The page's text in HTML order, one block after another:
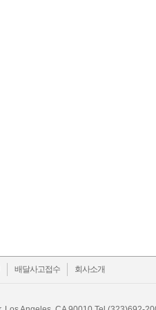
배달사고접수 회사소개